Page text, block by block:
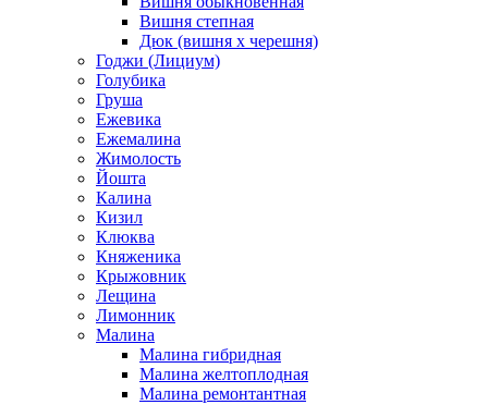
Вишня степная
Дюк (вишня х черешня)
Годжи (Лициум)
Голубика
Груша
Ежевика
Ежемалина
Жимолость
Йошта
Калина
Кизил
Клюква
Княженика
Крыжовник
Лещина
Лимонник
Малина
Малина гибридная
Малина желтоплодная
Малина ремонтантная